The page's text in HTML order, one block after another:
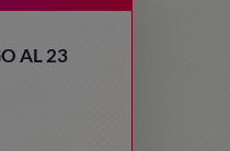
AL 23